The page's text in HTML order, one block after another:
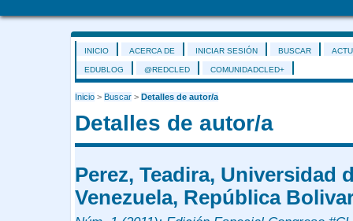
INICIO ACERCA DE INICIAR SESIÓN BUSCAR
EDUBLOG @REDCLED COMUNIDADCLED+
Inicio > Buscar > Detalles de autor/a
Detalles de autor/a
Perez, Teadira, Universidad
Venezuela, República